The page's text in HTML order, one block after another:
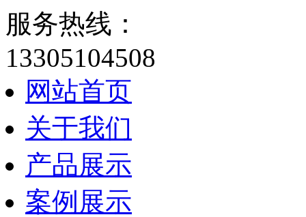
服务热线：
13305104508
网站首页
关于我们
产品展示
案例展示